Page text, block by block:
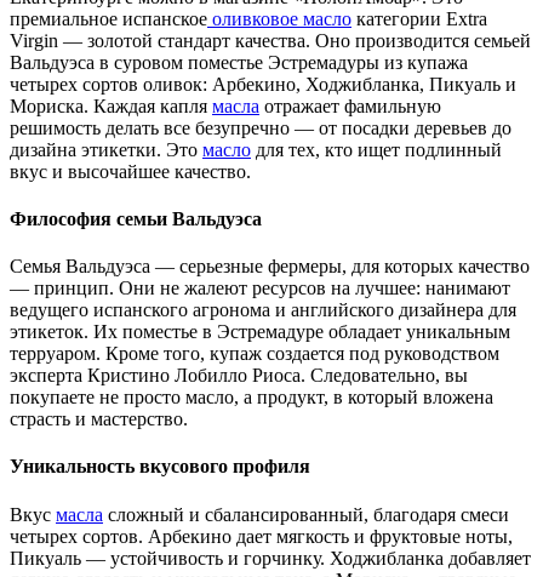
премиальное испанское оливковое масло категории Extra
Virgin — золотой стандарт качества. Оно производится семьей
Вальдуэса в суровом поместье Эстремадуры из купажа
четырех сортов оливок: Арбекино, Ходжибланка, Пикуаль и
Мориска. Каждая капля масла отражает фамильную
решимость делать все безупречно — от посадки деревьев до
дизайна этикетки. Это масло для тех, кто ищет подлинный
вкус и высочайшее качество.
Философия семьи Вальдуэса
Семья Вальдуэса — серьезные фермеры, для которых качество
— принцип. Они не жалеют ресурсов на лучшее: нанимают
ведущего испанского агронома и английского дизайнера для
этикеток. Их поместье в Эстремадуре обладает уникальным
терруаром. Кроме того, купаж создается под руководством
эксперта Кристино Лобилло Риоса. Следовательно, вы
покупаете не просто масло, а продукт, в который вложена
страсть и мастерство.
Уникальность вкусового профиля
Вкус масла сложный и сбалансированный, благодаря смеси
четырех сортов. Арбекино дает мягкость и фруктовые ноты,
Пикуаль — устойчивость и горчинку. Ходжибланка добавляет